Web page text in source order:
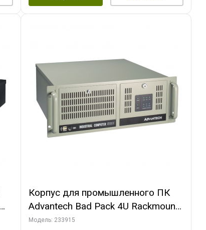
Корпус для промышленного ПК
Advantech Bad Pack 4U Rackmount
Chassis ATX IPC-610BP-50HD
Модель: 233915